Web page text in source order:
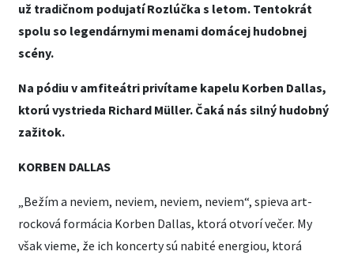
už tradičnom podujatí Rozlúčka s letom. Tentokrát
spolu so legendárnymi menami domácej hudobnej
scény.
Na pódiu v amfiteátri privítame kapelu Korben Dallas,
ktorú vystrieda Richard Müller. Čaká nás silný hudobný
zažitok.
KORBEN DALLAS
„Bežím a neviem, neviem, neviem, neviem“, spieva art-
rocková formácia Korben Dallas, ktorá otvorí večer. My
však vieme, že ich koncerty sú nabité energiou, ktorá